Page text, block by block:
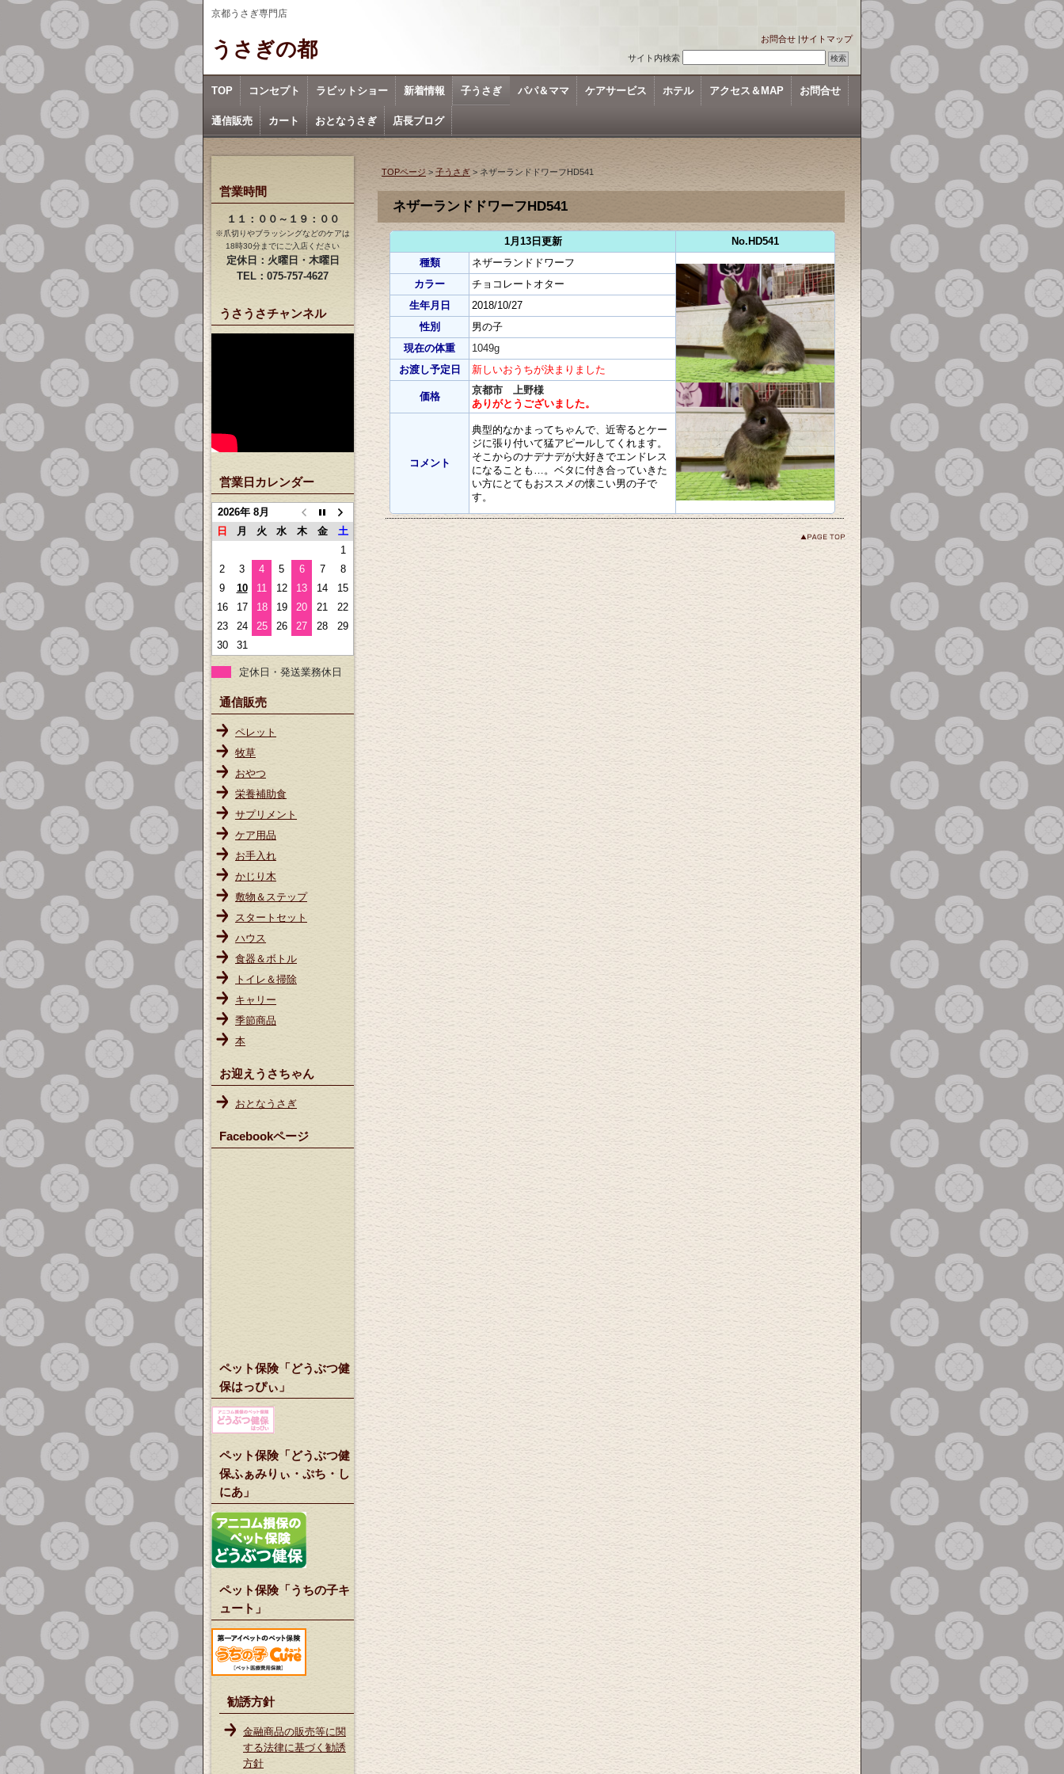
京都うさぎ専門店
うさぎの都 お問合せ |サイトマップ
サイト内検索
TOP コンセプト ラビットショー 新着情報 子うさぎ パパ＆ママ ケアサービス ホテル アクセス＆MAP お問合せ
通信販売 カート おとなうさぎ 店長ブログ
TOPページ> 子うさぎ > ネザーランドドワーフHD541
ネザーランドドワーフHD541
1月13日更新
No.HD541
種類
ネザーランドドワーフ
カラー
チョコレートオター
生年月日
2018/10/27
性別
男の子
現在の体重
1049g
お渡し予定日
新しいおうちが決まりました
価格
京都市 上野様
ありがとうございました。
コメント
典型的なかまってちゃんで、近寄るとケー
ジに張り付いて猛アピールしてくれます。
そこからのナデナデが大好きでエンドレス
になることも…。ベタに付き合っていきた
い方にとてもおススメの懐こい男の子で
す。
営業時間
１１：００～１９：００
※爪切りやブラッシングなどのケアは
18時30分までにご入店ください
定休日：火曜日・木曜日
TEL：075-757-4627
うさうさチャンネル
営業日カレンダー
2026年 8月
日
月 火 水 木 金
土
1
2
3 4 5 6 7
8
9
10 11 12 13 14
15
16
17 18 19 20 21
22
23
24 25 26 27 28
29
30
31
定休日・発送業務休日
通信販売
ペレット
牧草
おやつ
栄養補助食
サプリメント
ケア用品
お手入れ
かじり木
敷物＆ステップ
スタートセット
ハウス
食器＆ボトル
トイレ＆掃除
キャリー
季節商品
本
お迎えうさちゃん
おとなうさぎ
Facebookページ
ペット保険「どうぶつ健
保はっぴぃ」
ペット保険「どうぶつ健
保ふぁみりぃ・ぷち・し
にあ」
ペット保険「うちの子キ
ュート」
勧誘方針
金融商品の販売等に関
する法律に基づく勧誘
方針